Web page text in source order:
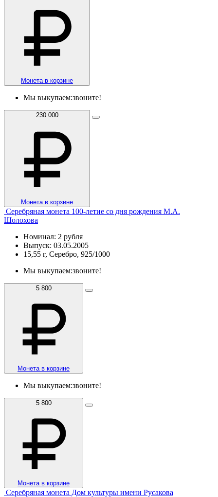
Монета в корзине
Мы выкупаем:звоните!
230 000
Монета в корзине
Серебряная монета 100-летие со дня рождения М.А.
Шолохова
Номинал: 2 рубля
Выпуск: 03.05.2005
15,55 г, Серебро, 925/1000
Мы выкупаем:звоните!
5 800
Монета в корзине
Мы выкупаем:звоните!
5 800
Монета в корзине
Серебряная монета Дом культуры имени Русакова